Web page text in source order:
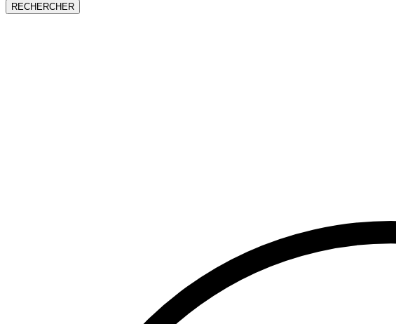
RECHERCHER